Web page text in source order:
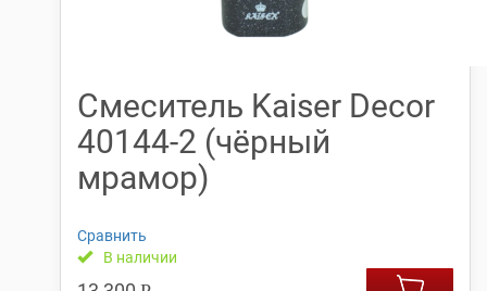
Смеситель Kaiser Decor
40144-2 (чёрный
мрамор)
Сравнить
В наличии